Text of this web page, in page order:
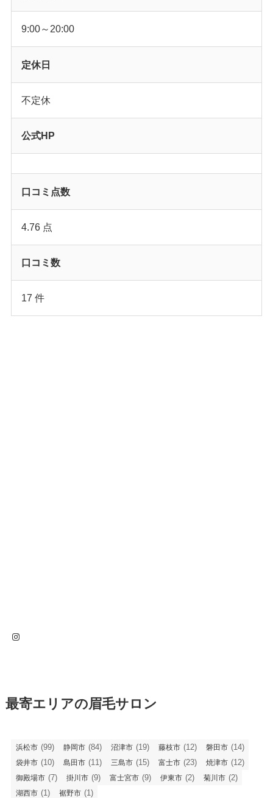
9:00～20:00
定休日
不定休
公式HP
口コミ点数
4.76 点
口コミ数
17 件
Instagram
最寄エリアの眉毛サロン
浜松市 (99) 静岡市 (84) 沼津市 (19) 藤枝市 (12) 磐田市 (14)
袋井市 (10) 島田市 (11) 三島市 (15) 富士市 (23) 焼津市 (12)
御殿場市 (7) 掛川市 (9) 富士宮市 (9) 伊東市 (2) 菊川市 (2)
湖西市 (1) 裾野市 (1)